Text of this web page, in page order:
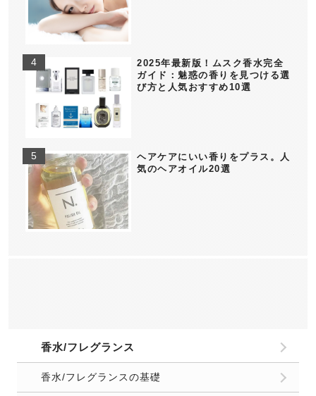
2025年最新版！ムスク香水完全
ガイド：魅惑の香りを見つける選
び方と人気おすすめ10選
ヘアケアにいい香りをプラス。人
気のヘアオイル20選
香水/フレグランス
香水/フレグランスの基礎